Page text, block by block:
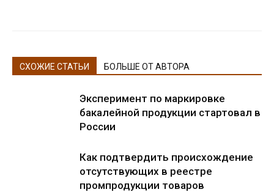
СХОЖИЕ СТАТЬИ БОЛЬШЕ ОТ АВТОРА
Эксперимент по маркировке
бакалейной продукции стартовал в
России
Как подтвердить происхождение
отсутствующих в реестре
промпродукции товаров